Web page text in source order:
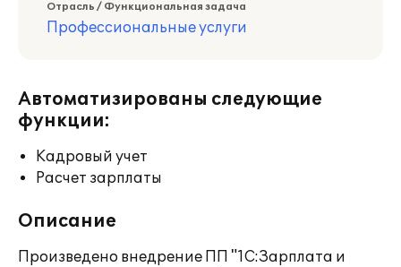
Отрасль / Функциональная задача
Профессиональные услуги
Автоматизированы следующие
функции:
Кадровый учет
Расчет зарплаты
Описание
Произведено внедрение ПП "1С:Зарплата и